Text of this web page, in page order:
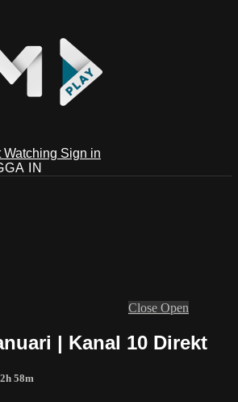
Watching Sign in
Close Open
| Kanal 10 Direkt
58m